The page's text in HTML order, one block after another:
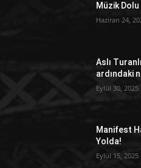
Müzik
Haziran 24,
Aslı
ardındaki
Eylül 30, 2025
Manifest
Yolda!
Eylül 15, 2025